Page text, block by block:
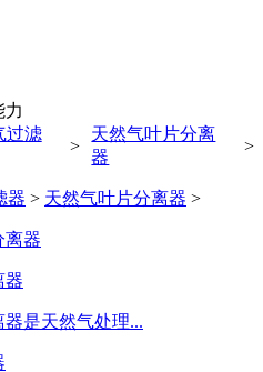
力
过滤
>
天然气叶片分离
器
>
器 > 天然气叶片分离器 >
器
是天然气处理...